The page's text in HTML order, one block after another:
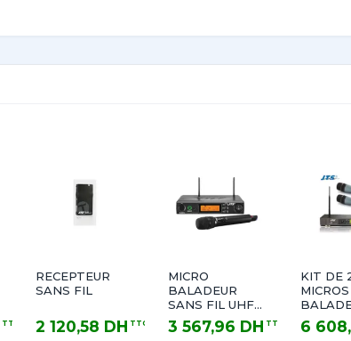
TTC
RECEPTEUR
SANS FIL
2 120,58 DH TTC
MICRO
BALADEUR
SANS FIL UHF
JTS
3 567,96 DH TTC
KIT DE
MICROS
SANS
JTS
6